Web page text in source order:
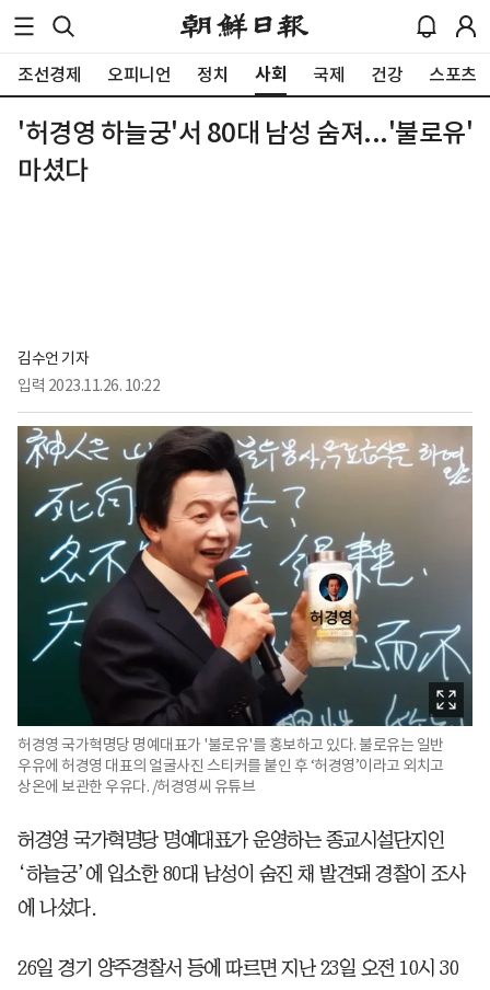
조선경제 오피니언 정치 사회 국제 건강 스포츠
'허경영 하늘궁'서 80대 남성 숨져...'불로유'
마셨다
김수언 기자
입력 2023.11.26. 10:22
허경영 국가혁명당 명예대표가 '불로유'를 홍보하고 있다. 불로유는 일반
우유에 허경영 대표의 얼굴사진 스티커를 붙인 후 ‘허경영’이라고 외치고
상온에 보관한 우유다. /허경영씨 유튜브
허경영 국가혁명당 명예대표가 운영하는 종교시설단지인
‘하늘궁’에 입소한 80대 남성이 숨진 채 발견돼 경찰이 조사
에 나섰다.
26일 경기 양주경찰서 등에 따르면 지난 23일 오전 10시 30